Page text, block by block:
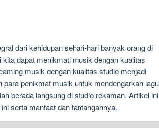
dari kehidupan sehari-hari banyak orang di
dapat menikmati musik dengan kualitas
musik dengan kualitas studio menjadi
penikmat musik untuk mendengarkan lagu
berada langsung di studio rekaman. Artikel ini
serta manfaat dan tantangannya.